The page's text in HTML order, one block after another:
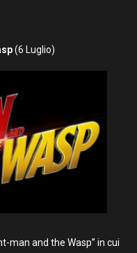
(6 Luglio)
man and the Wasp” in cui